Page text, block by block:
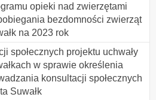
opieki nad zwierzętami
bezdomności zwierząt
na 2023 rok
społecznych projektu uchwały
w sprawie określenia
konsultacji społecznych
Suwałk